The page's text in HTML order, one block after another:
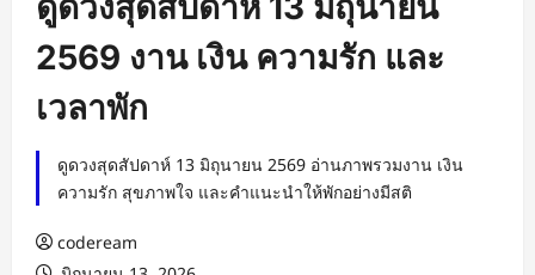
2569 งาน เงิน ความรัก และ
เวลาพัก
ดูดวงสุดสัปดาห์ 13 มิถุนายน 2569 อ่านภาพรวมงาน เงิน
ความรัก สุขภาพใจ และคำแนะนำให้พักอย่างมีสติ
codeream